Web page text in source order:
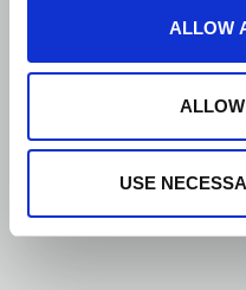
ALLOW
USE